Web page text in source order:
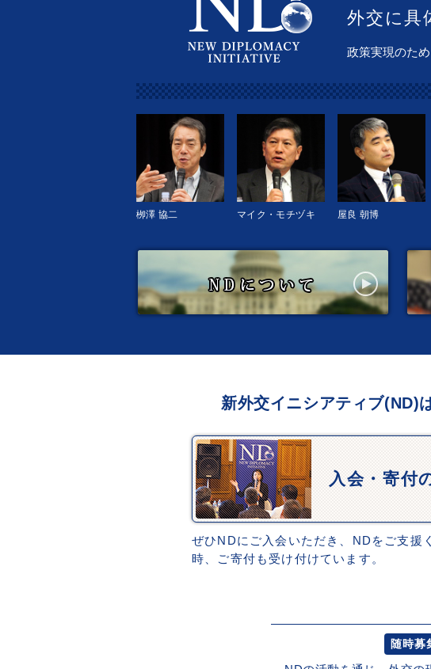
外交に具
政策実現のた
栁澤 協二 マイク・モチヅキ 屋良 朝博
新外交イニシアティブ(ND)
入会・寄付
ぜひNDにご入会いただき、NDをご支援
時、ご寄付も受け付けています。
随時募